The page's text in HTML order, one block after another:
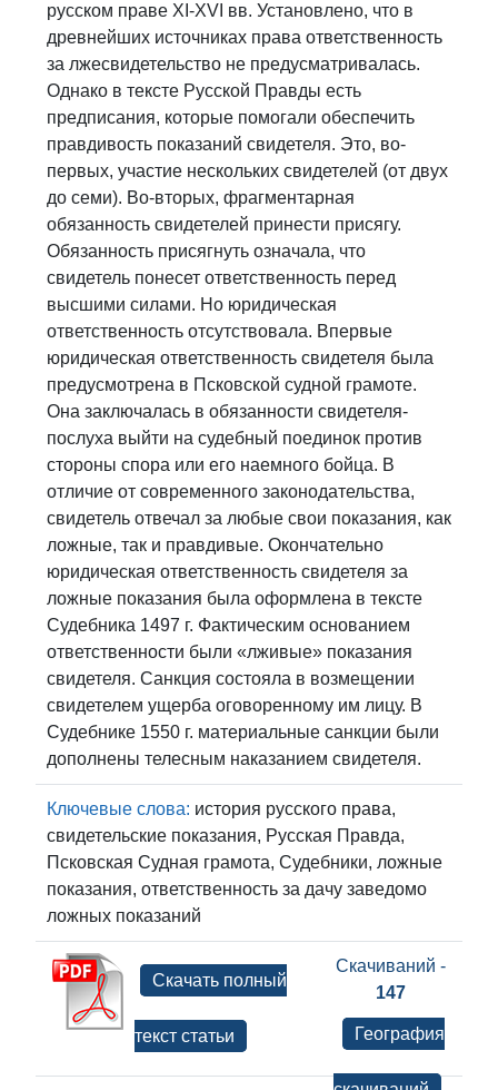
русском праве XI-XVI вв. Установлено, что в
древнейших источниках права ответственность
за лжесвидетельство не предусматривалась.
Однако в тексте Русской Правды есть
предписания, которые помогали обеспечить
правдивость показаний свидетеля. Это, во-
первых, участие нескольких свидетелей (от двух
до семи). Во-вторых, фрагментарная
обязанность свидетелей принести присягу.
Обязанность присягнуть означала, что
свидетель понесет ответственность перед
высшими силами. Но юридическая
ответственность отсутствовала. Впервые
юридическая ответственность свидетеля была
предусмотрена в Псковской судной грамоте.
Она заключалась в обязанности свидетеля-
послуха выйти на судебный поединок против
стороны спора или его наемного бойца. В
отличие от современного законодательства,
свидетель отвечал за любые свои показания, как
ложные, так и правдивые. Окончательно
юридическая ответственность свидетеля за
ложные показания была оформлена в тексте
Судебника 1497 г. Фактическим основанием
ответственности были «лживые» показания
свидетеля. Санкция состояла в возмещении
свидетелем ущерба оговоренному им лицу. В
Судебнике 1550 г. материальные санкции были
дополнены телесным наказанием свидетеля.
Ключевые слова: история русского права,
свидетельские показания, Русская Правда,
Псковская Судная грамота, Судебники, ложные
показания, ответственность за дачу заведомо
ложных показаний
Скачиваний -
147
География
Скачать полный
текст статьи